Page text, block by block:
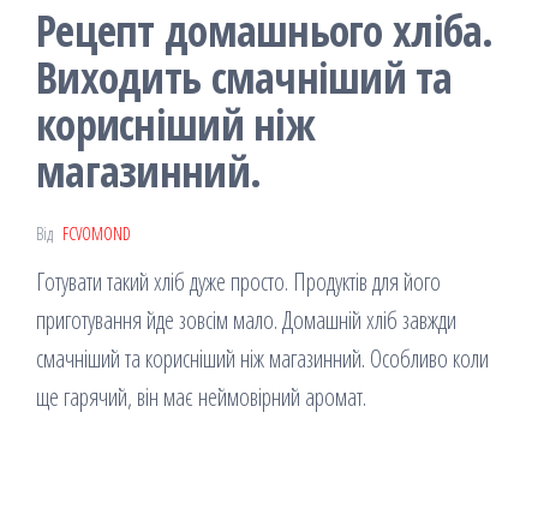
Рецепт домашнього хліба.
Виходить смачніший та
корисніший ніж
магазинний.
Від FCVOMOND
Готувати такий хліб дуже просто. Продуктів для його
приготування йде зовсім мало. Домашній хліб завжди
смачніший та корисніший ніж магазинний. Особливо коли
ще гарячий, він має неймовірний аромат.